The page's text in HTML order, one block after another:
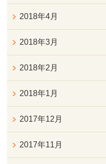
2018年4月
2018年3月
2018年2月
2018年1月
2017年12月
2017年11月